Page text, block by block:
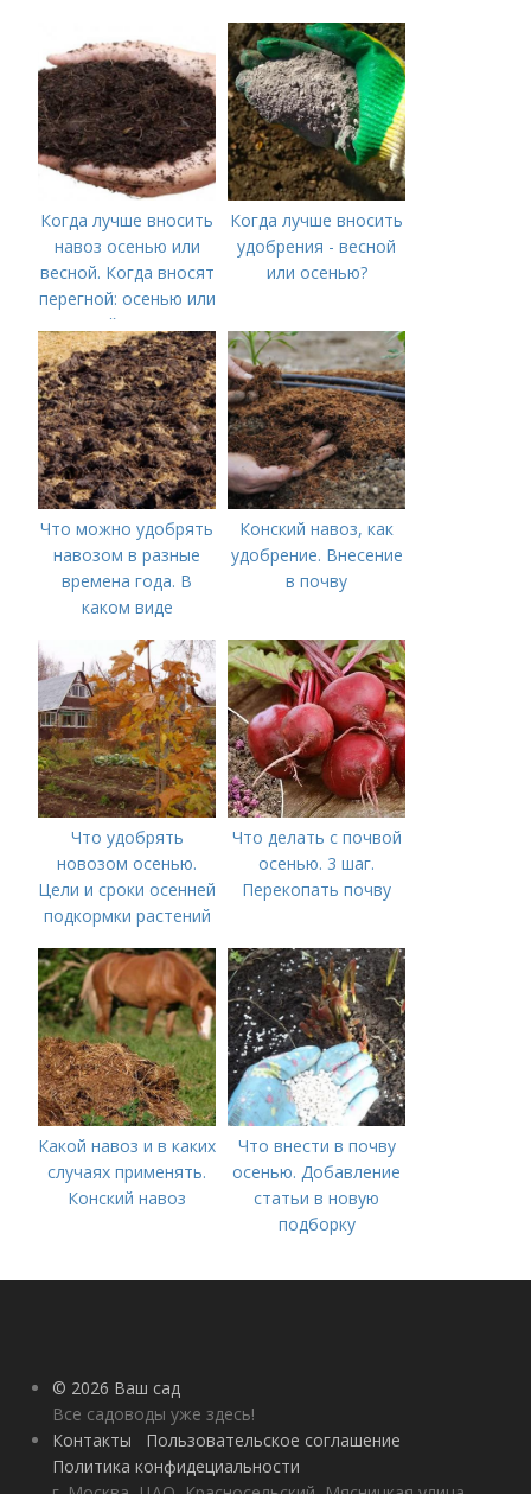
осенью
Когда лучше вносить
навоз осенью или
весной. Когда вносят
перегной: осенью или
весной, правила
внесения удобрений
Когда лучше вносить
удобрения - весной
или осенью?
Что можно удобрять
навозом в разные
времена года. В
каком виде
Конский навоз, как
удобрение. Внесение
в почву
Что удобрять
новозом осенью.
Цели и сроки осенней
подкормки растений
Что делать с почвой
осенью. 3 шаг.
Перекопать почву
Какой навоз и в каких
случаях применять.
Конский навоз
Что внести в почву
осенью. Добавление
статьи в новую
подборку
© 2026 Ваш сад
Все садоводы уже здесь!
Контакты
Пользовательское соглашение
Политика конфидециальности